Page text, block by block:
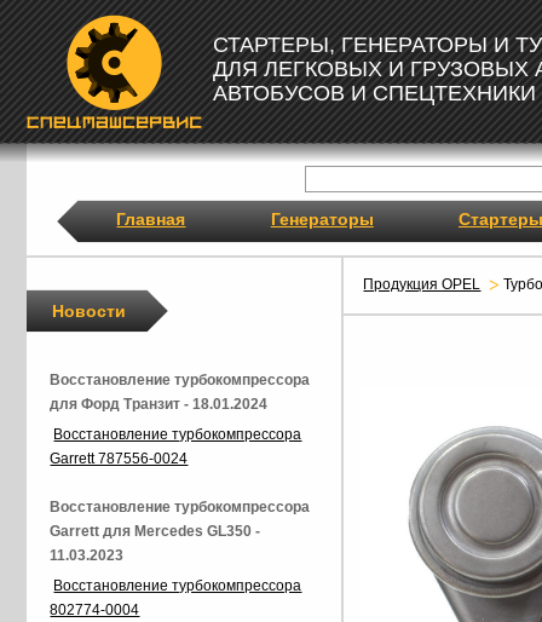
СТАРТЕРЫ, ГЕНЕРАТОРЫ И
ДЛЯ ЛЕГКОВЫХ И ГРУЗОВЫХ
АВТОБУСОВ И СПЕЦТЕХНИКИ
Главная Генераторы Стартеры
Продукция OPEL
Новости
Восстановление турбокомпрессора
для Форд Транзит - 18.01.2024
Восстановление турбокомпрессора
Garrett 787556-0024
Восстановление турбокомпрессора
Garrett для Mercedes GL350 -
11.03.2023
Восстановление турбокомпрессора
802774-0004